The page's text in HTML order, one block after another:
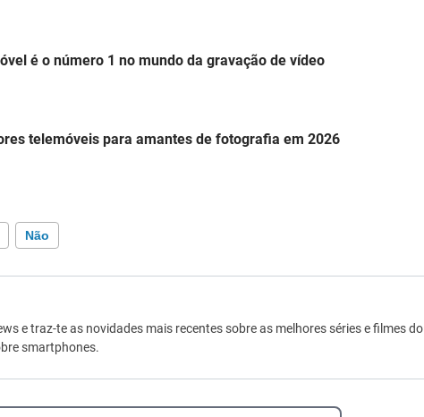
é o número 1 no mundo da gravação de vídeo
telemóveis para amantes de fotografia em 2026
Não
que procuro
e traz-te as novidades mais recentes sobre as melhores séries e filmes do
smartphones.